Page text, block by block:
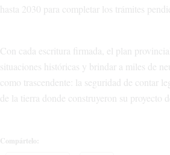
hasta 2030 para completar los trámites
Con cada escritura firmada, el plan
situaciones históricas y brindar a miles de
como trascendente: la seguridad de contar
de la tierra donde construyeron su proyecto
Compártelo: